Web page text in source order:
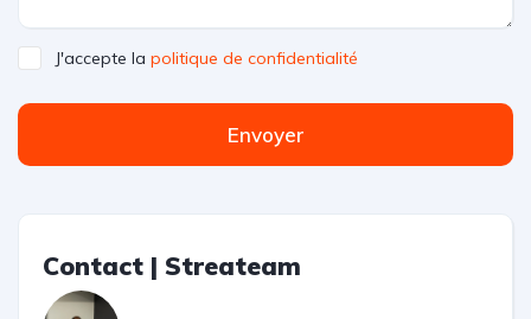
J'accepte la politique de confidentialité
Envoyer
Contact | Streateam